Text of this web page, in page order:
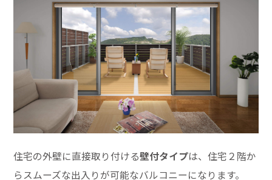
住宅の外壁に直接取り付ける壁付タイプは、住宅２階か
らスムーズな出入りが可能なバルコニーになります。